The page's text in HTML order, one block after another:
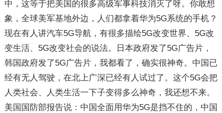
中，这等于把美国的很多高级军事科技消灭了呀。你敢想
象，全球美军基地外边，人们都拿着华为5G系统的手机？
现在有人讲汽车5G导航，有很多描绘5G改变世界、5G改
变生活、5G改变社会的说法。日本政府发了5G广告片，
韩国政府发了5G广告片，我都看了，确实很神奇。中国已
经有无人驾驶，在北上广深已经有人试过了。这个5G会把
人类社会、人类生活一下子变得多么神奇，我还想不来。
美国国防部报告说：中国全面用华为5G是挡不住的，中国